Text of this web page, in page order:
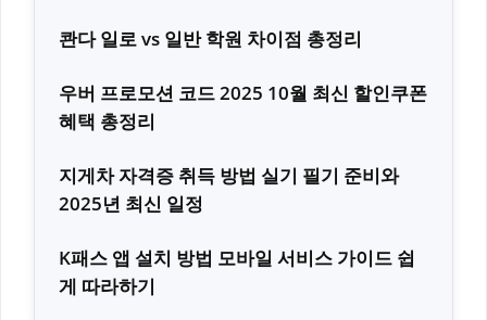
콴다 일로 vs 일반 학원 차이점 총정리
우버 프로모션 코드 2025 10월 최신 할인쿠폰
혜택 총정리
지게차 자격증 취득 방법 실기 필기 준비와
2025년 최신 일정
K패스 앱 설치 방법 모바일 서비스 가이드 쉽
게 따라하기